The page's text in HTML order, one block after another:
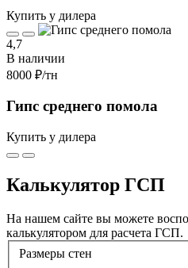
Купить у дилера
4,7
В наличии
8000 ₽/тн
Гипс среднего помола
Купить у дилера
Калькулятор ГСП
На нашем сайте вы можете
калькулятором для расчета ГСП.
Размеры стен